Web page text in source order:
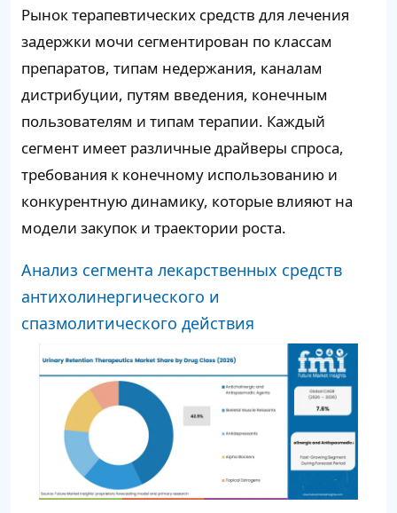
Рынок терапевтических средств для лечения
задержки мочи сегментирован по классам
препаратов, типам недержания, каналам
дистрибуции, путям введения, конечным
пользователям и типам терапии. Каждый
сегмент имеет различные драйверы спроса,
требования к конечному использованию и
конкурентную динамику, которые влияют на
модели закупок и траектории роста.
Анализ сегмента лекарственных средств
антихолинергического и
спазмолитического действия